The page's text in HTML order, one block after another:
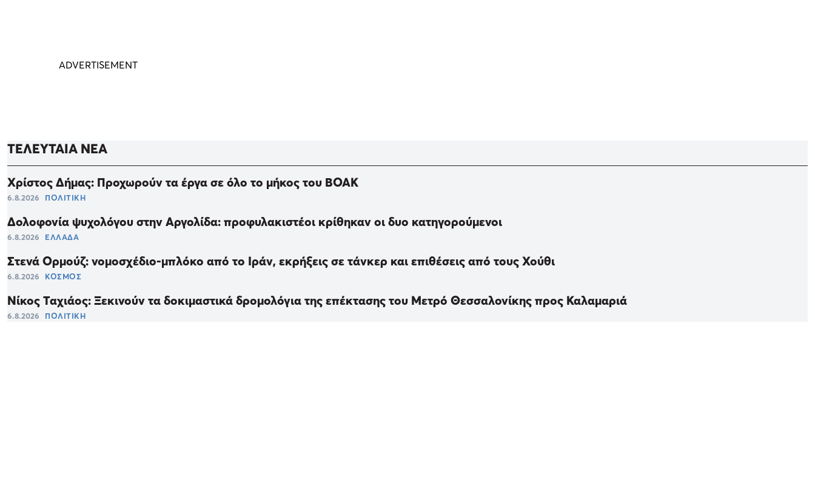
ΤΕΛΕΥΤΑΙΑ ΝΕΑ
Χρίστος Δήμας: Προχωρούν τα έργα σε όλο το μήκος του ΒΟΑΚ
6.8.2026 ΠΟΛΙΤΙΚΗ
Δολοφονία ψυχολόγου στην Αργολίδα: προφυλακιστέοι κρίθηκαν οι δυο κατηγορούμενοι
6.8.2026 ΕΛΛΑΔΑ
Στενά Ορμούζ: νομοσχέδιο-μπλόκο από το Ιράν, εκρήξεις σε τάνκερ και επιθέσεις από τους Χούθι
6.8.2026 ΚΟΣΜΟΣ
Νίκος Ταχιάος: Ξεκινούν τα δοκιμαστικά δρομολόγια της επέκτασης του Μετρό Θεσσαλονίκης προς Καλαμαριά
6.8.2026 ΠΟΛΙΤΙΚΗ